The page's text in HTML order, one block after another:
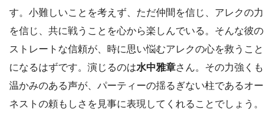
す。小難しいことを考えず、ただ仲間を信じ、アレクの力
を信じ、共に戦うことを心から楽しんでいる。そんな彼の
ストレートな信頼が、時に思い悩むアレクの心を救うこと
になるはずです。演じるのは水中雅章さん。その力強くも
温かみのある声が、パーティーの揺るぎない柱であるオー
ネストの頼もしさを見事に表現してくれることでしょう。